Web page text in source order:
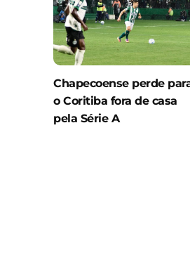
Chapecoense perde
o Coritiba fora de casa
pela Série A